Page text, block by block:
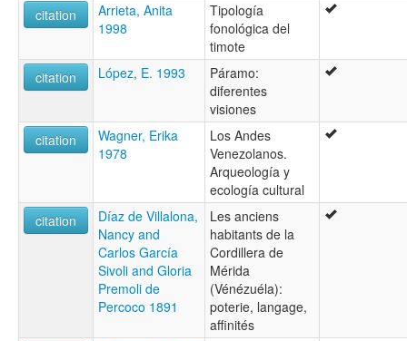
citation
Arrieta, Anita
1998
Tipología
fonológica del
timote
citation
López, E. 1993
Páramo:
diferentes
visiones
citation
Wagner, Erika
1978
Los Andes
Venezolanos.
Arqueología y
ecología cultural
citation
Díaz de Villalona,
Nancy and
Carlos García
Sivoli and Gloria
Premoli de
Percoco 1891
Les anciens
habitants de la
Cordillera de
Mérida
(Vénézuéla):
poterie, langage,
affinités